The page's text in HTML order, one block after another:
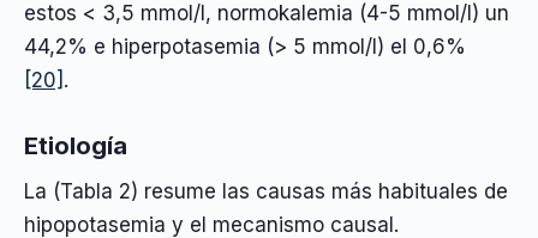
estos < 3,5 mmol/l, normokalemia (4-5 mmol/l) un
44,2% e hiperpotasemia (> 5 mmol/l) el 0,6%
[20] .
Etiología
La (Tabla 2) resume las causas más habituales de
hipopotasemia y el mecanismo causal.